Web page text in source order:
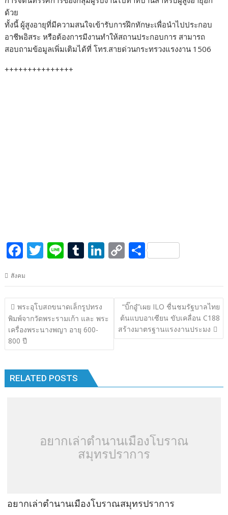
ด้วย
ทั้งนี้ ผู้สูงอายุที่มีความสนใจเข้ารับการฝึกทักษะเพื่อนำไปประกอบ
อาชีพอิสระ หรือต้องการมีงานทำให้สถานประกอบการ สามารถ
สอบถามข้อมูลเพิ่มเติมได้ที่ โทร.สายด่วนกระทรวงแรงงาน 1506
+++++++++++++++
F
e
b
o
o
k
T
itt
er
Li
e
T
m
bl
r
Li
k
e
dI
C
p
y
Li
n
S
ar
e
สังคม
แนะแนว
เรื่อง
พระอุโบสถขนาดเล็กรูปทรง
พิมพ์จากวัดพระรามเก้า และ พระ
เครื่องพระนางพญา อายุ 600-
800 ปี
“บิ๊กอู๋”เผย ILO ชื่นชมรัฐบาลไทย
ต้นแบบอาเซียน ขับเคลื่อน C188
สร้างมาตรฐานแรงงานประมง
RELATED POSTS
อยากเล่าตำนานเมืองโบราณ
สมุทรปราการ
อยากเล่าตำนานเมืองโบราณสมุทรปราการ